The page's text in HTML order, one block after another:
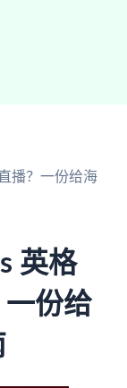
播？一份给海
英格
份给